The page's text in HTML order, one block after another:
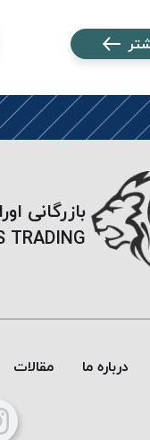
بازرگانی
TRADING
درباره ما مقالات